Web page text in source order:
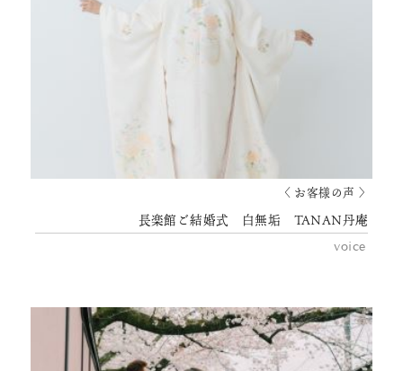
〈 お客様の声 〉
長楽館ご結婚式 白無垢 TANAN丹庵
voice